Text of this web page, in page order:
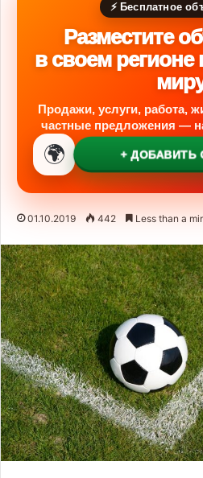
⚡ Бесплатное
Разместите
в своем регионе
Продажи, услуги, работа,
частные предложения —
🌍 + ДОБАВИТЬ
01.10.2019 442 Less than a